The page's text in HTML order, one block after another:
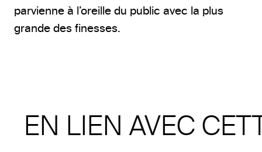
parvienne à l’oreille du public avec la plus
grande des finesses.
EN LIEN AVEC